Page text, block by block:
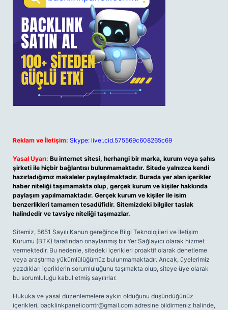
Reklam ve İletişim: Skype: live:.cid.575569c608265c69
Yasal Uyarı: Bu internet sitesi, herhangi bir marka, kurum veya şahıs
şirketi ile hiçbir bağlantısı bulunmamaktadır. Sitede yalnızca kendi
hazırladığımız makaleler paylaşılmaktadır. Burada yer alan içerikler
haber niteliği taşımamakta olup, gerçek kurum ve kişiler hakkında
paylaşım yapılmamaktadır. Gerçek kurum ve kişiler ile isim
benzerlikleri tamamen tesadüfidir. Sitemizdeki bilgiler taslak
halindedir ve tavsiye niteliği taşımazlar.
Sitemiz, 5651 Sayılı Kanun gereğince Bilgi Teknolojileri ve İletişim
Kurumu (BTK) tarafından onaylanmış bir Yer Sağlayıcı olarak hizmet
vermektedir. Bu nedenle, sitedeki içerikleri proaktif olarak denetleme
veya araştırma yükümlülüğümüz bulunmamaktadır. Ancak, üyelerimiz
yazdıkları içeriklerin sorumluluğunu taşımakta olup, siteye üye olarak
bu sorumluluğu kabul etmiş sayılırlar.
Hukuka ve yasal düzenlemelere aykırı olduğunu düşündüğünüz
içerikleri, backlinkpanelicomtr@gmail.com adresine bildirmeniz halinde,